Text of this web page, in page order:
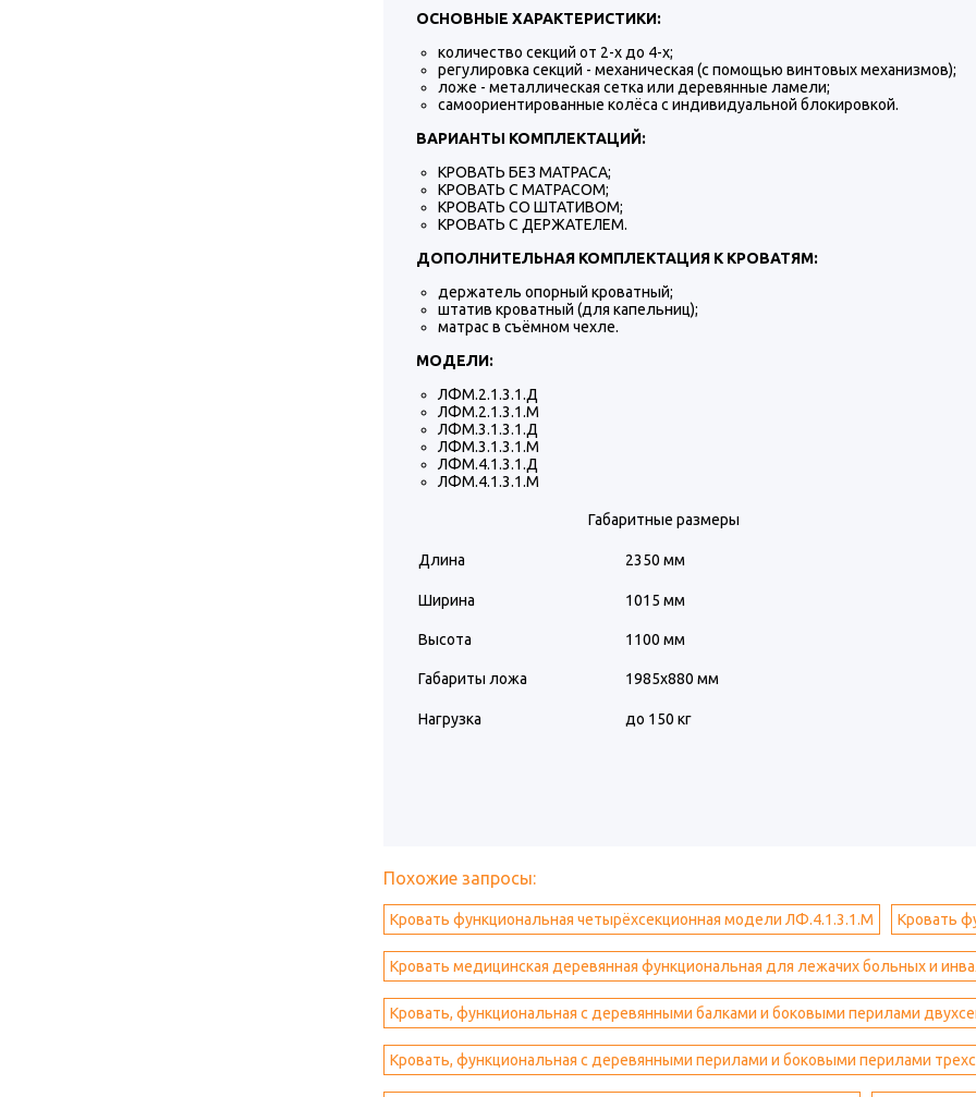
ОСНОВНЫЕ ХАРАКТЕРИСТИКИ:
количество секций от 2-х до 4-х;
регулировка секций - механическая (с помощью винтовых механизмов);
ложе - металлическая сетка или деревянные ламели;
самоориентированные колёса с индивидуальной блокировкой.
ВАРИАНТЫ КОМПЛЕКТАЦИЙ:
КРОВАТЬ БЕЗ МАТРАСА;
КРОВАТЬ С МАТРАСОМ;
КРОВАТЬ СО ШТАТИВОМ;
КРОВАТЬ С ДЕРЖАТЕЛЕМ.
ДОПОЛНИТЕЛЬНАЯ КОМПЛЕКТАЦИЯ К КРОВАТЯМ:
держатель опорный кроватный;
штатив кроватный (для капельниц);
матрас в съёмном чехле.
МОДЕЛИ:
ЛФМ.2.1.3.1.Д
ЛФМ.2.1.3.1.М
ЛФМ.3.1.3.1.Д
ЛФМ.3.1.3.1.М
ЛФМ.4.1.3.1.Д
ЛФМ.4.1.3.1.М
Габаритные размеры
Длина 2350 мм
Ширина 1015 мм
Высота 1100 мм
Габариты ложа 1985х880 мм
Нагрузка до 150 кг
Похожие запросы:
Кровать функциональная четырёхсекционная модели ЛФ.4.1.3.1.М Кровать
Кровать медицинская деревянная функциональная для лежачих больных и
Кровать, функциональная с деревянными балками и боковыми перилами
Кровать, функциональная с деревянными перилами и боковыми перилами